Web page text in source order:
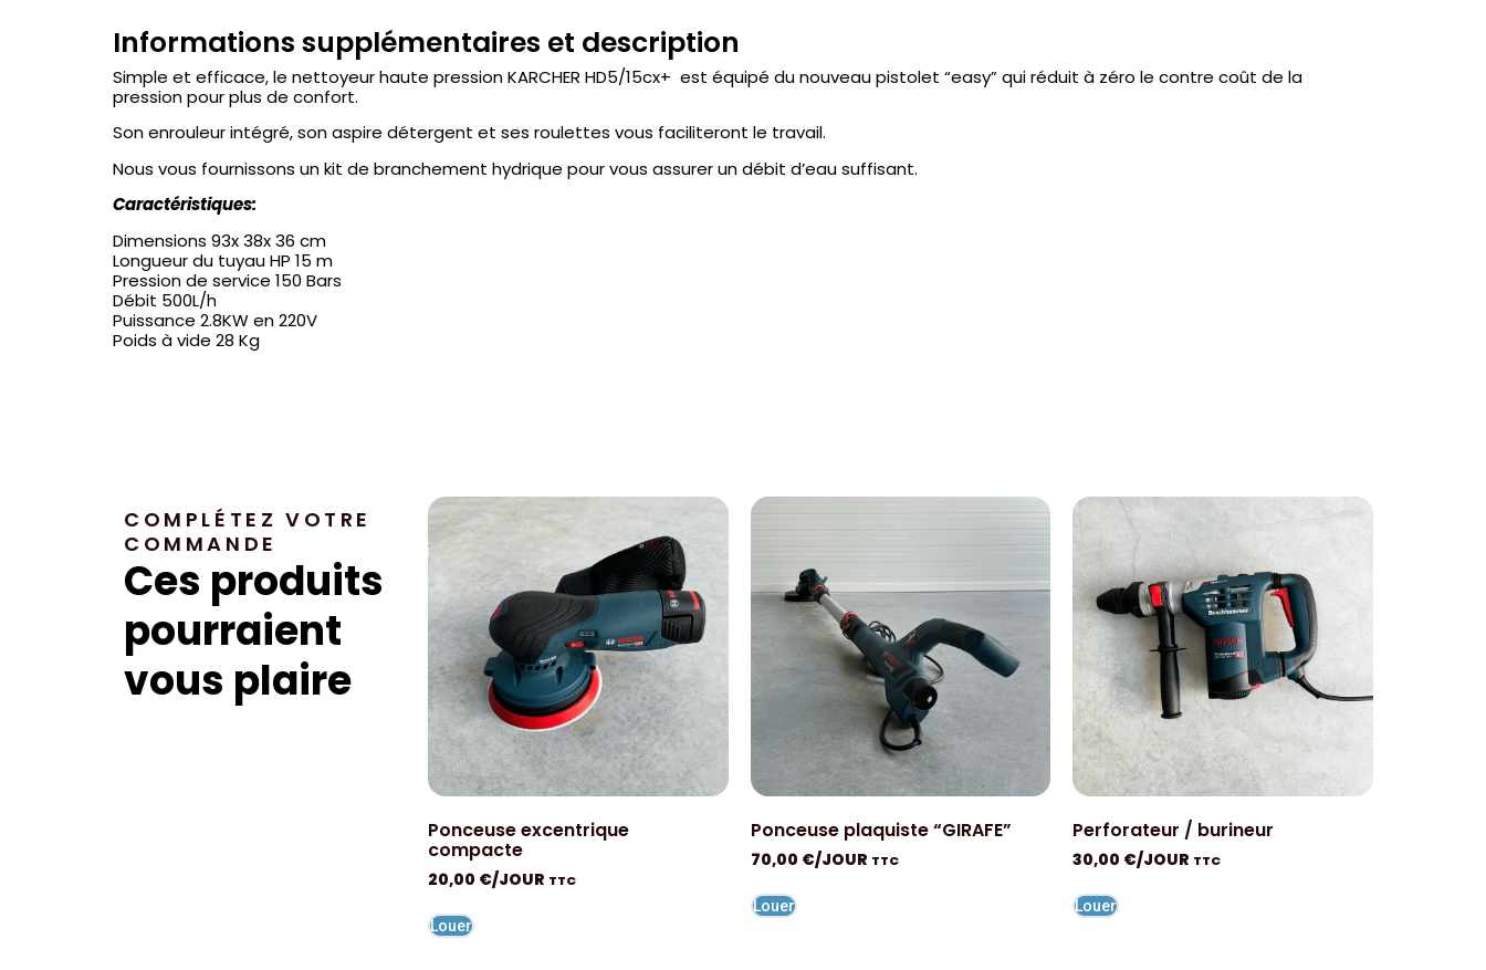
Informations supplémentaires et description
Simple et efficace, le nettoyeur haute pression KARCHER HD5/15cx+ est équipé du nouveau pistolet “easy” qui réduit à zéro le contre coût de la
pression pour plus de confort.
Son enrouleur intégré, son aspire détergent et ses roulettes vous faciliteront le travail.
Nous vous fournissons un kit de branchement hydrique pour vous assurer un débit d’eau suffisant.
Caractéristiques:
Dimensions 93x 38x 36 cm
Longueur du tuyau HP 15 m
Pression de service 150 Bars
Débit 500L/h
Puissance 2.8KW en 220V
Poids à vide 28 Kg
COMPLÉTEZ VOTRE
COMMANDE
Ces produits
pourraient
vous plaire
Ponceuse excentrique
compacte
20,00 €/JOUR TTC
Louer
Ponceuse plaquiste “GIRAFE”
70,00 €/JOUR TTC
Louer
Perforateur / burineur
30,00 €/JOUR TTC
Louer